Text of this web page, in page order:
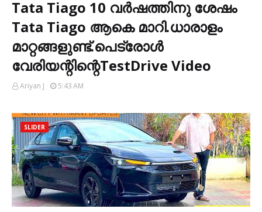
Tata Tiago 10 വർഷത്തിനു ശേഷം
Tata Tiago ആകെ മാറി.ധാരാളം
മാറ്റങ്ങളുണ്ട്.പെട്രോൾ
വേരിയന്റിന്റെTestDrive Video
Ariyan J 5:43 AM
SLIDER